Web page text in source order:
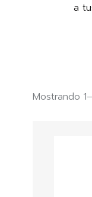
a
Mostrando